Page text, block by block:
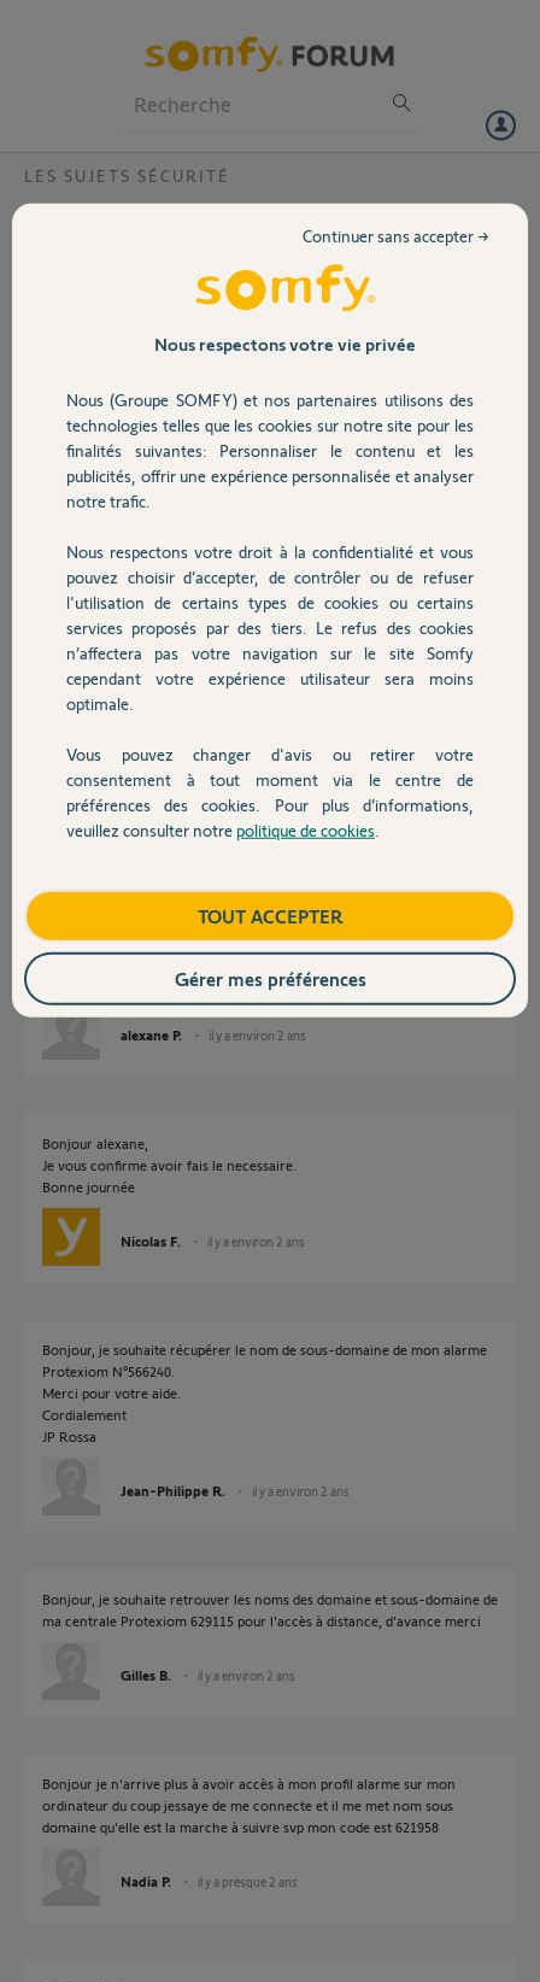
Volet
Sécurité
Domotique
Chauffage
Autres produits
Devis avec un pro
Contact
LES SUJETS SÉCURITÉ
nouveau nom de domaine
ayant récupéré une alarme Protexiom d'occasion, il faudrait
Module IP 351018B.
Merci,
alexane P.
il y a environ 2 ans
Participer au fil de discussion
Réponses
Bonjour Alexane,
Il faudra me communique le n° de serie de votre alarme qui est un code a
LCD de l'alarme.
bonne journée.
Nicolas F. il y a environ 2 ans
bonjour,
607559
alexane P. il y a environ 2 ans
Bonjour alexane,
Je vous confirme avoir fais le necessaire.
Bonne journée
Nicolas F. il y a environ 2 ans
Bonjour, je souhaite récupérer le nom de sous-domaine de mon alarme
Protexiom N°566240.
Merci pour votre aide.
Cordialement
JP Rossa
Jean-Philippe R. il y a environ 2 ans
Bonjour, je souhaite retrouver les noms des domaine et sous-domaine de
ma centrale Protexiom 629115 pour l'accès à distance, d'avance merci
Gilles B. il y a environ 2 ans
Bonjour je n'arrive plus à avoir accès à mon profil alarme sur mon
ordinateur du coup jessaye de me connecte et il me met nom sous
domaine qu'elle est la marche à suivre svp mon code est 621958
Nadia P. il y a presque 2 ans
Nous respectons votre vie privée
Nous (Groupe SOMFY) et nos partenaires utilisons des
technologies telles que les cookies sur notre site pour les
finalités suivantes: Personnaliser le contenu et les
publicités, offrir une expérience personnalisée et analyser
notre trafic.
Nous respectons votre droit à la confidentialité et vous
pouvez choisir d’accepter, de contrôler ou de refuser
l'utilisation de certains types de cookies ou certains
services proposés par des tiers. Le refus des cookies
n’affectera pas votre navigation sur le site Somfy
cependant votre expérience utilisateur sera moins
optimale.
Vous pouvez changer d'avis ou retirer votre
consentement à tout moment via le centre de
préférences des cookies. Pour plus d’informations,
veuillez consulter notre politique de cookies
Continuer sans accepter →
TOUT ACCEPTER
Gérer mes préférences